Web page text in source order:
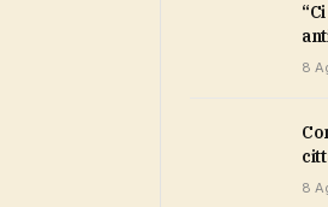
“Ci siamo girati noi, è protesta
8
Continua il grande caldo, 19 le
8